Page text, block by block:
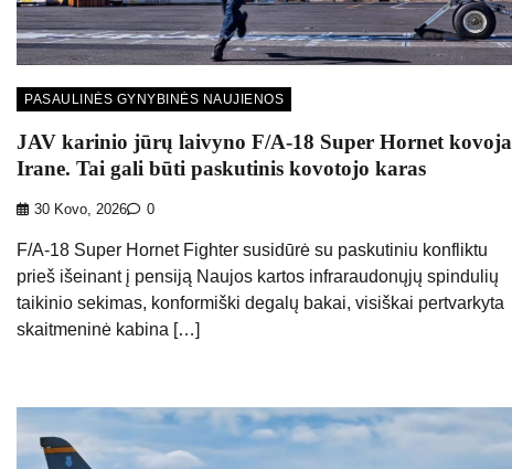
PASAULINĖS GYNYBINĖS NAUJIENOS
JAV karinio jūrų laivyno F/A-18 Super Hornet kovoja
Irane. Tai gali būti paskutinis kovotojo karas
30 Kovo, 2026 0
F/A-18 Super Hornet Fighter susidūrė su paskutiniu konfliktu
prieš išeinant į pensiją Naujos kartos infraraudonųjų spindulių
taikinio sekimas, konformiški degalų bakai, visiškai pertvarkyta
skaitmeninė kabina […]